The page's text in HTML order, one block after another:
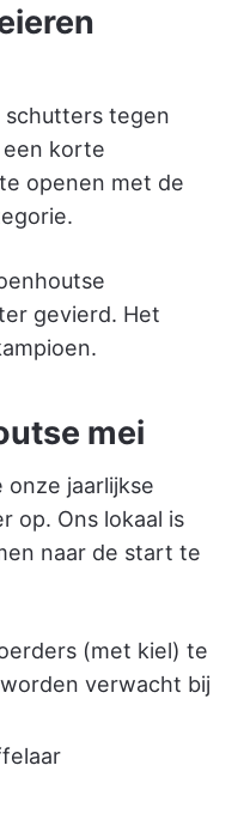
tegen
een korte
openen met de
gevierd. Het
mei
onze jaarlijkse
op. Ons lokaal is
naar de start te
(met kiel) te
verwacht bij